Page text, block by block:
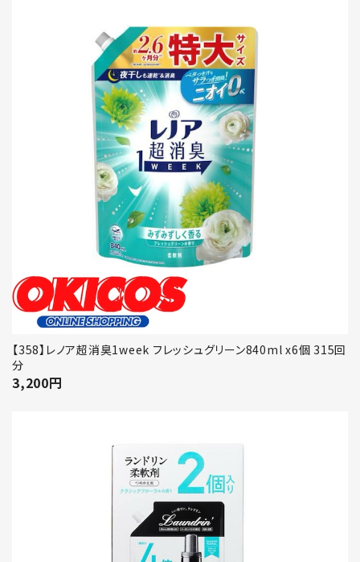
【358】レノア超消臭1week フレッシュグリーン840ml x6個 315回
分
3,200円